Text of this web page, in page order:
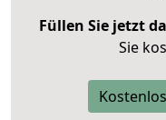
Füllen Sie jetzt
Sie